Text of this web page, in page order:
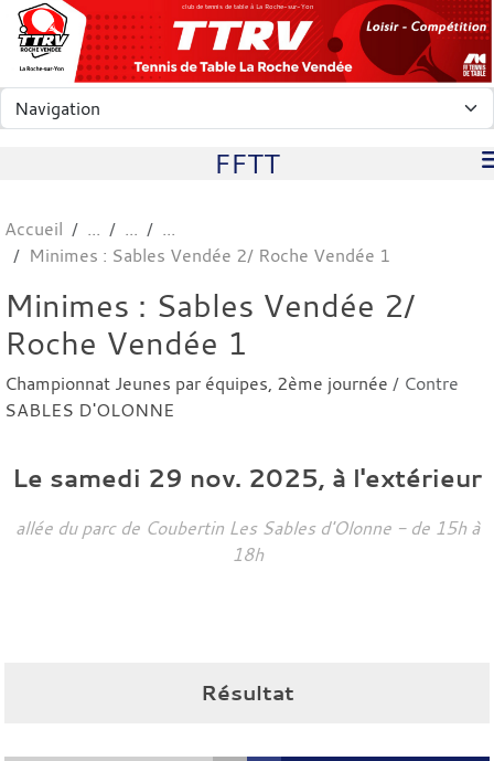
club de tennis de table à La Roche-sur-Yon
FFTT
Accueil
Minimes : Sables Vendée 2/ Roche Vendée 1
Minimes : Sables Vendée 2/
Roche Vendée 1
Championnat Jeunes par équipes, 2ème journée / Contre
SABLES D'OLONNE
Le samedi 29 nov. 2025, à l'extérieur
allée du parc de Coubertin Les Sables d'Olonne - de 15h à
18h
Résultat
Panneau de gestion des cookies